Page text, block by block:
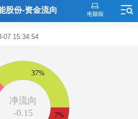
股份-资金流向
07 15:34:54